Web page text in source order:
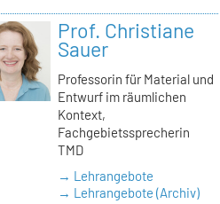
Prof. Christiane
Sauer
Professorin für Material und
Entwurf im räumlichen
Kontext,
Fachgebietssprecherin
TMD
→ Lehrangebote
→ Lehrangebote (Archiv)